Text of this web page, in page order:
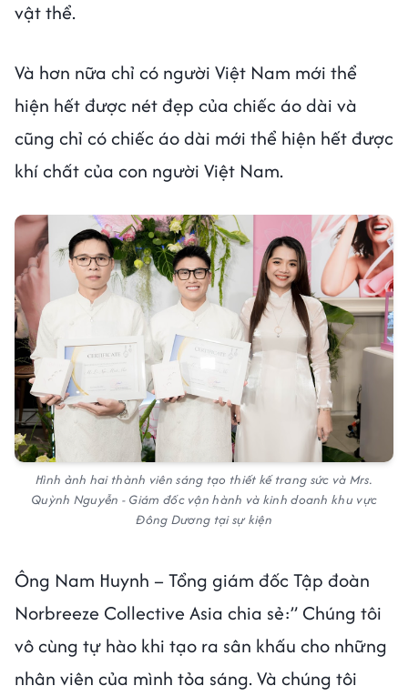
vật thể.
Và hơn nữa chỉ có người Việt Nam mới thể
hiện hết được nét đẹp của chiếc áo dài và
cũng chỉ có chiếc áo dài mới thể hiện hết được
khí chất của con người Việt Nam.
Hình ảnh hai thành viên sáng tạo thiết kế trang sức và Mrs.
Quỳnh Nguyễn - Giám đốc vận hành và kinh doanh khu vực
Đông Dương tại sự kiện
Ông Nam Huynh – Tổng giám đốc Tập đoàn
Norbreeze Collective Asia chia sẻ:” Chúng tôi
vô cùng tự hào khi tạo ra sân khấu cho những
nhân viên của mình tỏa sáng. Và chúng tôi